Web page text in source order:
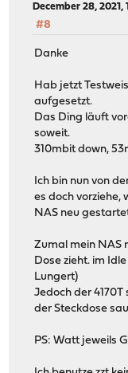
December 28, 2021,
#8
Danke
Hab jetzt
aufgesetzt.
Das Ding läuft
soweit.
310mbit down,
Ich bin nun von
es doch vorziehe,
NAS neu
Zumal mein NAS
Dose zieht. im
Lungert)
Jedoch der
der Steckdose
PS: Watt jeweils